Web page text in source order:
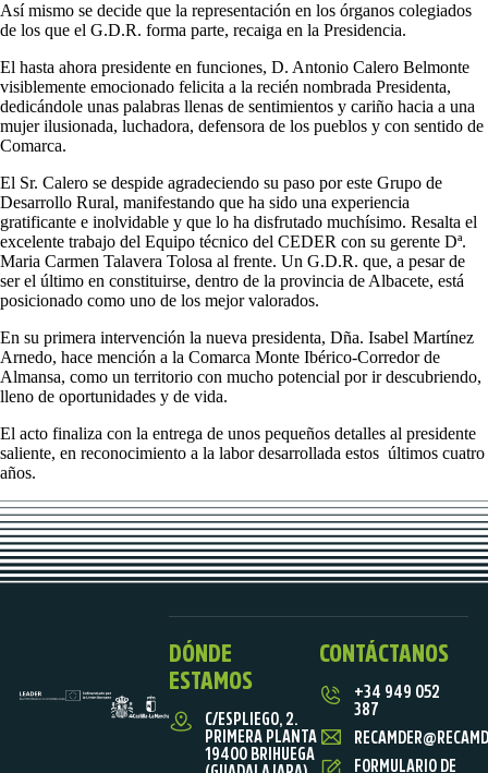
Así mismo se decide que la representación en los órganos colegiados
de los que el G.D.R. forma parte, recaiga en la Presidencia.
El hasta ahora presidente en funciones, D. Antonio Calero Belmonte
visiblemente emocionado felicita a la recién nombrada Presidenta,
dedicándole unas palabras llenas de sentimientos y cariño hacia a una
mujer ilusionada, luchadora, defensora de los pueblos y con sentido de
Comarca.
El Sr. Calero se despide agradeciendo su paso por este Grupo de
Desarrollo Rural, manifestando que ha sido una experiencia
gratificante e inolvidable y que lo ha disfrutado muchísimo. Resalta el
excelente trabajo del Equipo técnico del CEDER con su gerente Dª.
Maria Carmen Talavera Tolosa al frente. Un G.D.R. que, a pesar de
ser el último en constituirse, dentro de la provincia de Albacete, está
posicionado como uno de los mejor valorados.
En su primera intervención la nueva presidenta, Dña. Isabel Martínez
Arnedo, hace mención a la Comarca Monte Ibérico-Corredor de
Almansa, como un territorio con mucho potencial por ir descubriendo,
lleno de oportunidades y de vida.
El acto finaliza con la entrega de unos pequeños detalles al presidente
saliente, en reconocimiento a la labor desarrollada estos últimos cuatro
años.
DÓNDE
ESTAMOS
C/ESPLIEGO, 2.
PRIMERA PLANTA
19400 BRIHUEGA
CONTÁCTANOS
+34 949 052
387
FORMULARIO DE